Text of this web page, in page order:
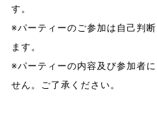
す。
※パーティーのご参加は自己判
ます。
※パーティーの内容及び参加者
せん。ご了承ください。